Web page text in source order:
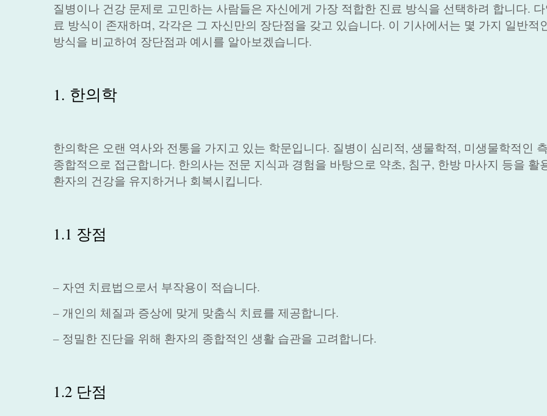
질병이나 건강 문제로 고민하는 사람들은 자신에게 가장 적합한 진료 방식을 선택하려 합니다.
료 방식이 존재하며, 각각은 그 자신만의 장단점을 갖고 있습니다. 이 기사에서는 몇 가지 일반적
방식을 비교하여 장단점과 예시를 알아보겠습니다.
1. 한의학
한의학은 오랜 역사와 전통을 가지고 있는 학문입니다. 질병이 심리적, 생물학적, 미생물학적인
종합적으로 접근합니다. 한의사는 전문 지식과 경험을 바탕으로 약초, 침구, 한방 마사지 등을 활
환자의 건강을 유지하거나 회복시킵니다.
1.1 장점
– 자연 치료법으로서 부작용이 적습니다.
– 개인의 체질과 증상에 맞게 맞춤식 치료를 제공합니다.
– 정밀한 진단을 위해 환자의 종합적인 생활 습관을 고려합니다.
1.2 단점